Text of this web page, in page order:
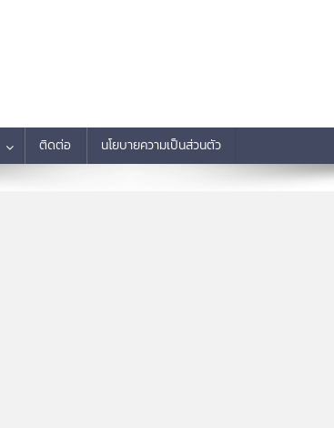
ติดต่อ นโยบายความเป็นส่วนตัว